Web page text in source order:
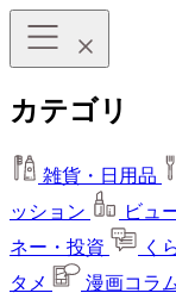
カテゴリ
雑貨・日用品
ッション
ビュ
ネー・投資
く
タメ
漫画コラ